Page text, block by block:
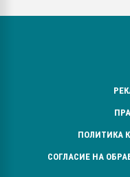
ПОЛИТИКА
СОГЛАСИЕ НА